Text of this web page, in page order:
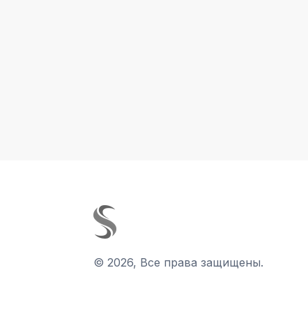
© 2026, Все права защищены.